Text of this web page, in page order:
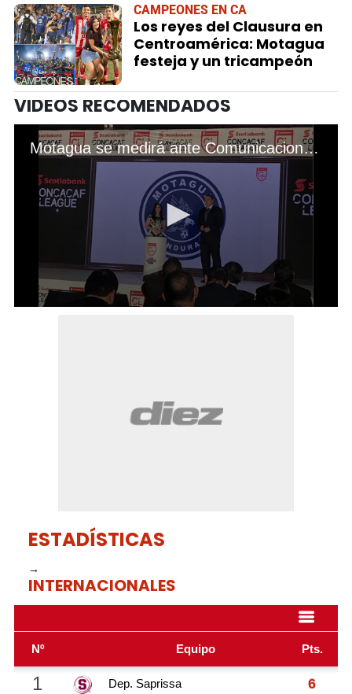
CAMPEONES EN CA
Los reyes del Clausura en
Centroamérica: Motagua
festeja y un tricampeón
VIDEOS RECOMENDADOS
Motagua se medirá ante Comunicaciones en Liga Concacaf; estos serían los rivales de Olimpia y Marathón
ESTADÍSTICAS
→
INTERNACIONALES